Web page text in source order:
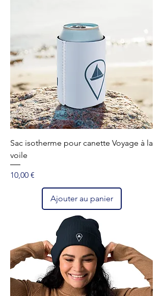
Sac isotherme pour canette Voyage à la
voile
Prix
10,00 €
Ajouter au panier